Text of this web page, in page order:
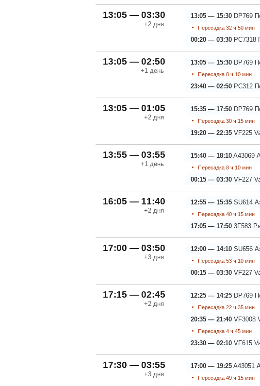
13:05 — 03:30
+2 дня
13:05 — 15:30 DP769
Пересадка 32 ч 50 мин
00:20 — 03:30 PC7318
13:05 — 02:50
+1 день
13:05 — 15:30 DP769
Пересадка 8 ч 10 мин
23:40 — 02:50 PC312
13:05 — 01:05
+2 дня
15:35 — 17:50 DP769
Пересадка 30 ч 15 мин
19:20 — 22:35 VF225
13:55 — 03:55
+1 день
15:40 — 18:10 A43069
Пересадка 8 ч 10 мин
00:15 — 03:30 VF227
16:05 — 11:40
+2 дня
12:55 — 15:35 SU614
Пересадка 40 ч 15 мин
17:05 — 17:50 3F583
17:00 — 03:50
+3 дня
12:00 — 14:10 SU656
Пересадка 53 ч 10 мин
00:15 — 03:30 VF227
17:15 — 02:45
+2 дня
12:25 — 14:25 DP769
Пересадка 22 ч 35 мин
20:35 — 21:40 VF3008
Пересадка 4 ч 45 мин
23:30 — 02:10 VF615
17:30 — 03:55
+3 дня
17:00 — 19:25 A43051
Пересадка 49 ч 15 мин